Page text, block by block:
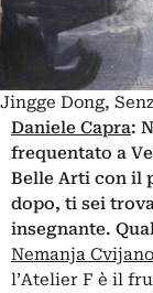
Jingge Dong,
Daniele Capra:
frequentato a
Belle Arti con il
dopo, ti sei
insegnante.
Nemanja
l’Atelier F è il